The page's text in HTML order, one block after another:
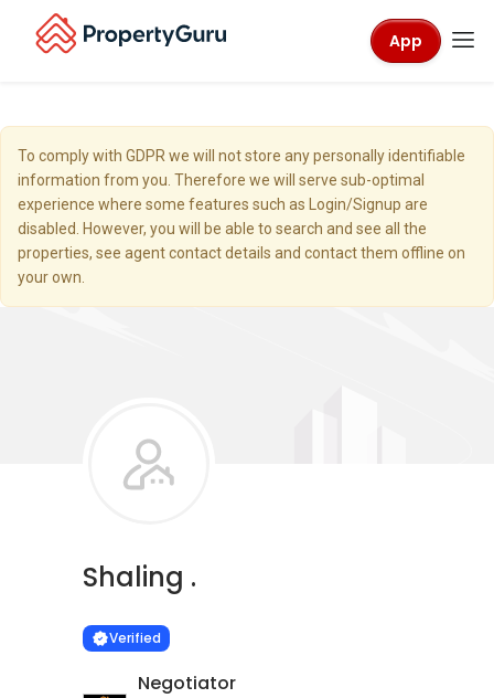
App
To comply with GDPR we will not store any personally identifiable
information from you. Therefore we will serve sub-optimal
experience where some features such as Login/Signup are
disabled. However, you will be able to search and see all the
properties, see agent contact details and contact them offline on
your own.
Shaling .
VERIFIED
Verified
Negotiator
Learn more